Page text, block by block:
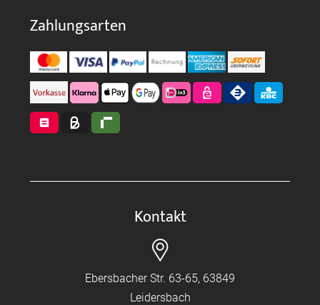
Zahlungsarten
Kontakt
Ebersbacher Str. 63-65, 63849
Leidersbach